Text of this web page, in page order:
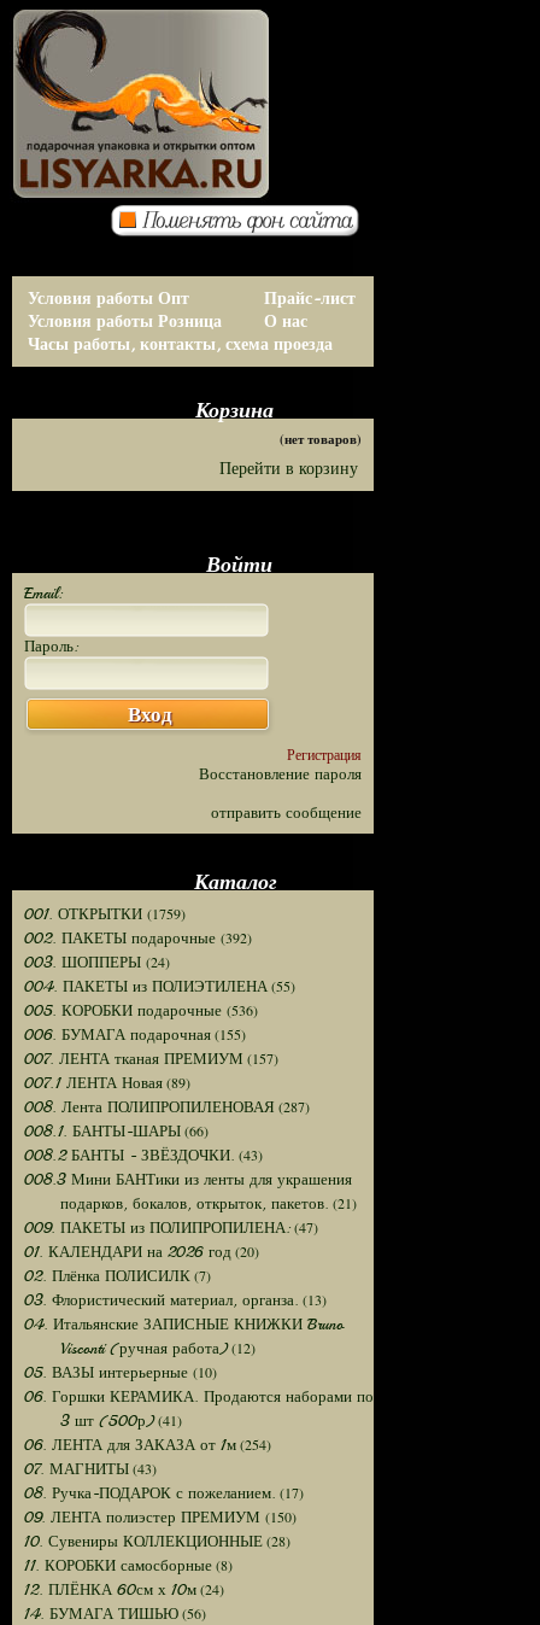
Условия работы Опт
Условия работы Розница
Прайс-лист
О нас
Часы работы, контакты, схема проезда
Корзина
(нет товаров)
Перейти в корзину
Войти
Email:
Пароль:
Вход
Регистрация
Восстановление пароля
отправить сообщение
Каталог
001. ОТКРЫТКИ (1759)
002. ПАКЕТЫ подарочные (392)
003. ШОППЕРЫ (24)
004. ПАКЕТЫ из ПОЛИЭТИЛЕНА(55)
005. КОРОБКИ подарочные (536)
006. БУМАГА подарочная(155)
007. ЛЕНТА тканая ПРЕМИУМ (157)
007.1 ЛЕНТА Новая(89)
008. Лента ПОЛИПРОПИЛЕНОВАЯ (287)
008.1. БАНТЫ-ШАРЫ(66)
008.2 БАНТЫ - ЗВЁЗДОЧКИ. (43)
008.3 Мини БАНТики из ленты для украшения
подарков, бокалов, открыток, пакетов. (21)
009. ПАКЕТЫ из ПОЛИПРОПИЛЕНА:(47)
01. КАЛЕНДАРИ на 2026 год (20)
02. Плёнка ПОЛИСИЛК(7)
03. Флористический материал, органза. (13)
04. Итальянские ЗАПИСНЫЕ КНИЖКИ Bruno
Visconti (ручная работа)(12)
05. ВАЗЫ интерьерные (10)
06. Горшки КЕРАМИКА. Продаются наборами по
3 шт (500р)(41)
06. ЛЕНТА для ЗАКАЗА от 1м(254)
07. МАГНИТЫ(43)
08. Ручка-ПОДАРОК с пожеланием. (17)
09. ЛЕНТА полиэстер ПРЕМИУМ (150)
10. Сувениры КОЛЛЕКЦИОННЫЕ(28)
11. КОРОБКИ самосборные(8)
12. ПЛЁНКА 60см х 10м(24)
14. БУМАГА ТИШЬЮ(56)